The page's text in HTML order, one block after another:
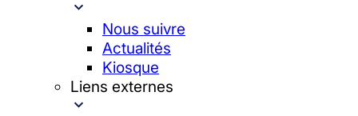
Nous suivre
Actualités
Kiosque
Liens externes